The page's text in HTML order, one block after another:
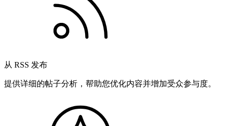
从 RSS 发布
提供详细的帖子分析，帮助您优化内容并增加受众参与度。